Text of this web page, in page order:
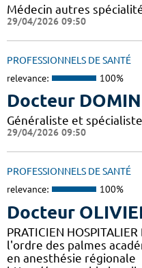
Médecin autres
29/04/2026 09:50
PROFESSIONNELS DE SANTÉ
relevance: 100%
Docteur
Généraliste et
29/04/2026 09:50
PROFESSIONNELS DE SANTÉ
relevance: 100%
Docteur
PRATICIEN
l'ordre des palmes
en anesthésie régionale